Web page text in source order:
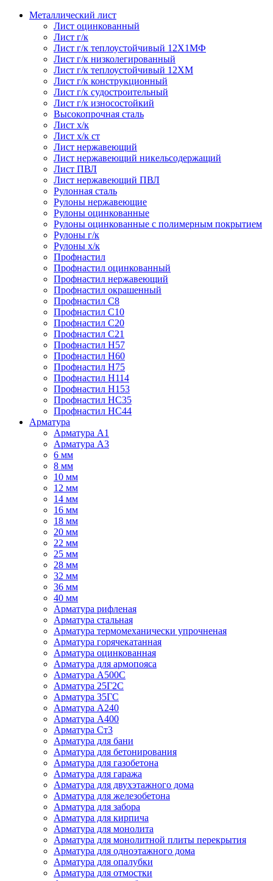
Металлический лист
Лист оцинкованный
Лист г/к
Лист г/к теплоустойчивый 12Х1МФ
Лист г/к низколегированный
Лист г/к теплоустойчивый 12ХМ
Лист г/к конструкционный
Лист г/к судостроительный
Лист г/к износостойкий
Высокопрочная сталь
Лист х/к
Лист х/к ст
Лист нержавеющий
Лист нержавеющий никельсодержащий
Лист ПВЛ
Лист нержавеющий ПВЛ
Рулонная сталь
Рулоны нержавеющие
Рулоны оцинкованные
Рулоны оцинкованные с полимерным покрытием
Рулоны г/к
Рулоны х/к
Профнастил
Профнастил оцинкованный
Профнастил нержавеющий
Профнастил окрашенный
Профнастил С8
Профнастил С10
Профнастил С20
Профнастил С21
Профнастил Н57
Профнастил Н60
Профнастил Н75
Профнастил Н114
Профнастил Н153
Профнастил НС35
Профнастил НС44
Арматура
Арматура А1
Арматура А3
6 мм
8 мм
10 мм
12 мм
14 мм
16 мм
18 мм
20 мм
22 мм
25 мм
28 мм
32 мм
36 мм
40 мм
Арматура рифленая
Арматура стальная
Арматура термомеханически упрочненая
Арматура горячекатанная
Арматура оцинкованная
Арматура для армопояса
Арматура A500С
Арматура 25Г2С
Арматура 35ГС
Арматура А240
Арматура А400
Арматура Ст3
Арматура для бани
Арматура для бетонирования
Арматура для газобетона
Арматура для гаража
Арматура для двухэтажного дома
Арматура для железобетона
Арматура для забора
Арматура для кирпича
Арматура для монолита
Арматура для монолитной плиты перекрытия
Арматура для одноэтажного дома
Арматура для опалубки
Арматура для отмостки